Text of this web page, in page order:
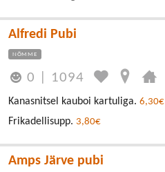
Alfredi Pubi
NÕMME
0 1094
Kanasnitsel kauboi kartuliga. 6,30€
Frikadellisupp. 3,80€
Amps Järve pubi